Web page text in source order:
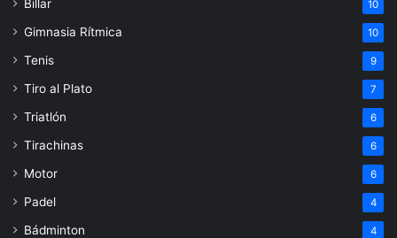
Billar 10
Gimnasia Rítmica 10
Tenis 9
Tiro al Plato 7
Triatlón 6
Tirachinas 6
Motor 6
Padel 4
Bádminton 4